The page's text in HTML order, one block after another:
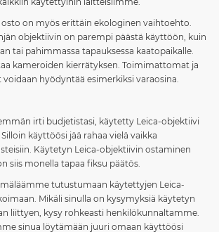
on myös erittäin ekologinen vaihtoehto.
objektiivin on parempi päästä käyttöön, kuin
tai pahimmassa tapauksessa kaatopaikalle.
kameroiden kierrätyksen. Toimimattomat ja
hyödyntää esimerkiksi varaosina.
irti budjetistasi, käytetty Leica-objektiivi
käyttöösi jää rahaa vielä vaikka
Käytetyn Leica-objektiivin ostaminen
siis monella tapaa fiksu päätös.
tutustumaan käytettyjen Leica-
Mikäli sinulla on kysymyksiä käytetyn
liittyen, kysy rohkeasti henkilökunnaltamme.
sinua löytämään juuri omaan käyttöösi